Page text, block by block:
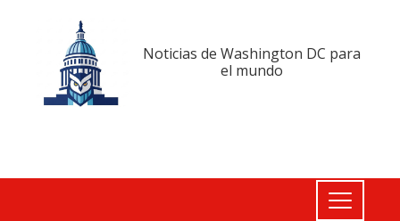
Noticias de Washington DC para
el mundo